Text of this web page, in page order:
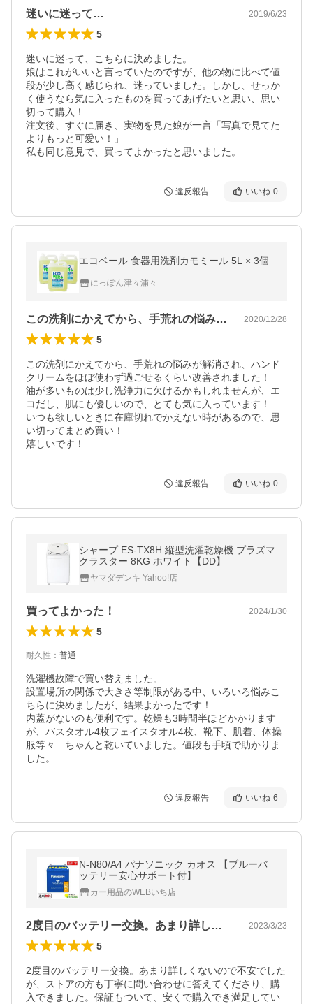
迷いに迷って… 2019/6/23
5
迷いに迷って、こちらに決めました。
娘はこれがいいと言っていたのですが、他の物に比べて値
段が少し高く感じられ、迷っていました。しかし、せっか
く使うなら気に入ったものを買ってあげたいと思い、思い
切って購入！
注文後、すぐに届き、実物を見た娘が一言「写真で見てた
よりもっと可愛い！」
私も同じ意見で、買ってよかったと思いました。
違反報告 いいね 0
エコベール 食器用洗剤カモミール 5L × 3個
にっぽん津々浦々
この洗剤にかえてから、手荒れの悩みが解… 2020/12/28
5
この洗剤にかえてから、手荒れの悩みが解消され、ハンド
クリームをほぼ使わず過ごせるくらい改善されました！
油が多いものは少し洗浄力に欠けるかもしれませんが、エ
コだし、肌にも優しいので、とても気に入っています！
いつも欲しいときに在庫切れでかえない時があるので、思
い切ってまとめ買い！
嬉しいです！
違反報告 いいね 0
シャープ ES-TX8H 縦型洗濯乾燥機 プラズマ
クラスター 8KG ホワイト【DD】
ヤマダデンキ Yahoo!店
買ってよかった！ 2024/1/30
5
耐久性 ： 普通
洗濯機故障で買い替えました。
設置場所の関係で大きさ等制限がある中、いろいろ悩みこ
ちらに決めましたが、結果よかったです！
内蓋がないのも便利です。乾燥も3時間半ほどかかります
が、バスタオル4枚フェイスタオル4枚、靴下、肌着、体操
服等々…ちゃんと乾いていました。値段も手頃で助かりま
した。
違反報告 いいね 6
N-N80/A4 パナソニック カオス 【ブルーバ
ッテリー安心サポート付】
カー用品のWEBいち店
2度目のバッテリー交換。あまり詳しくな… 2023/3/23
5
2度目のバッテリー交換。あまり詳しくないので不安でした
が、ストアの方も丁寧に問い合わせに答えてくださり、購
入できました。保証もついて、安くで購入でき満足してい